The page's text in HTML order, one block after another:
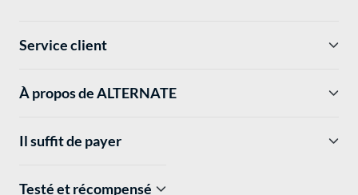
Service client
À propos de ALTERNATE
Il suffit de payer
Testé et récompensé